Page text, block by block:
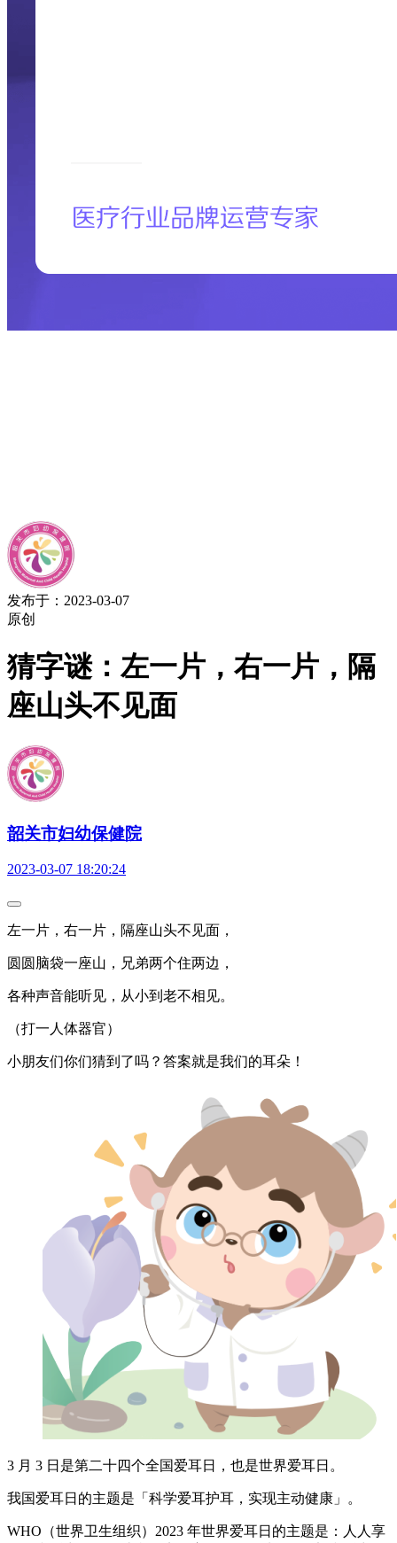
发布于：2023-03-07
原创
猜字谜：左一片，右一片，隔
座山头不见面
韶关市妇幼保健院
2023-03-07 18:20:24
左一片，右一片，隔座山头不见面，
圆圆脑袋一座山，兄弟两个住两边，
各种声音能听见，从小到老不相见。
（打一人体器官）
小朋友们你们猜到了吗？答案就是我们的耳朵！
3 月 3 日是第二十四个全国爱耳日，也是世界爱耳日。
我国爱耳日的主题是「科学爱耳护耳，实现主动健康」。
WHO（世界卫生组织）2023 年世界爱耳日的主题是：人人享